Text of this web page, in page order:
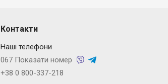
Контакти
Наші телефони
067 Показати номер
+38 0 800-337-218